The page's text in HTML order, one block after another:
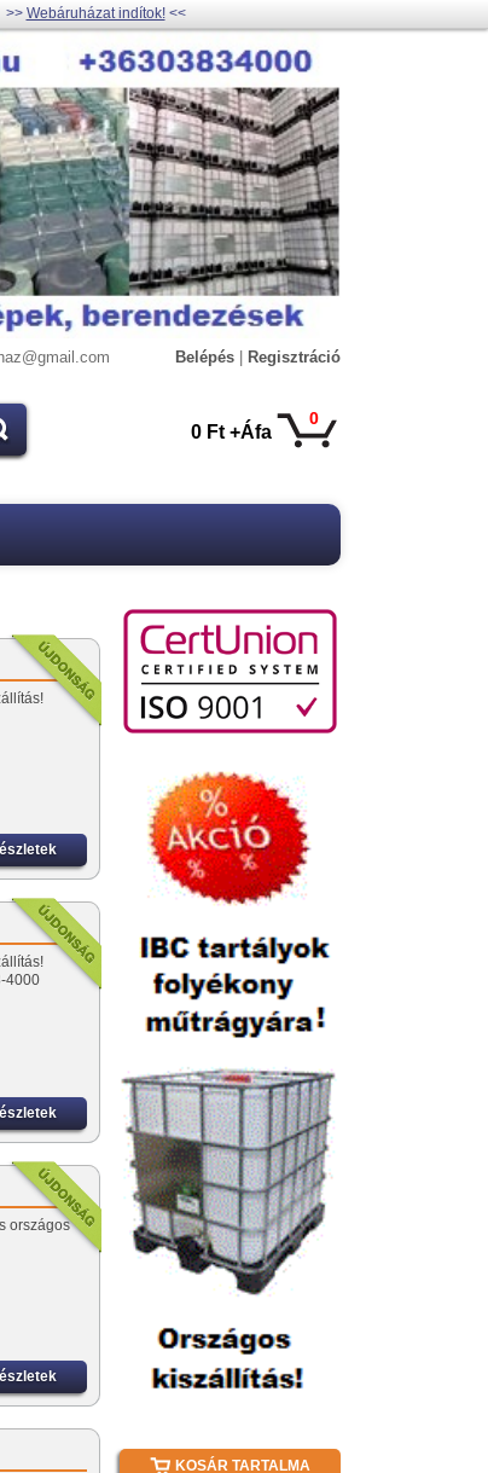
>> Webáruházat indítok!<<
Belépés Regisztráció
0
0 Ft +Áfa
4000
országos
KOSÁR TARTALMA